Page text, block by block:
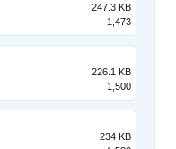
247.3 KB
1,473
226.1 KB
1,500
234 KB